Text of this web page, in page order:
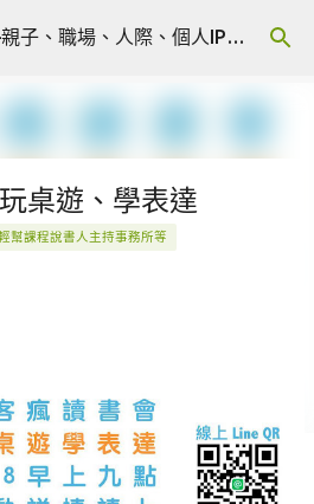
跳到主要內容 下班後開始解鎖—親子、職場、人際、個人IP 🎧 Podcast
桌遊、學表達
幫課程說書人主持事務所等